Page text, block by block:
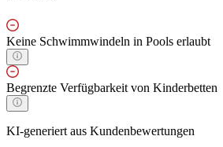
Keine Schwimmwindeln in Pools erlaubt
Begrenzte Verfügbarkeit von Kinderbetten
KI-generiert aus Kundenbewertungen